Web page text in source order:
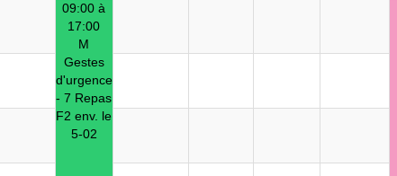
09:00 à
17:00
M
Gestes
d'urgence
- 7 Repas
F2 env. le
5-02